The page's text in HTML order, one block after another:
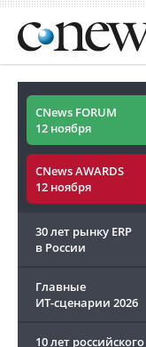
CNews FORUM
12 ноября
CNews AWARDS
12 ноября
30 лет рынку ERP
в России
Главные
ИТ-сценарии 2026
10 лет российского